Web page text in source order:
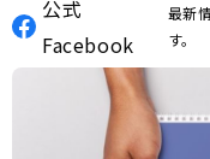
公式
Facebook
最新
す。